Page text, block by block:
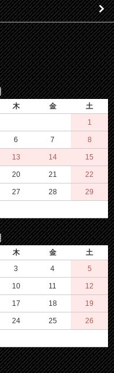
木 金
土
1
6 7 8
13 14 15
20 21 22
27 28 29
木 金
土
3 4 5
10 11 12
17 18 19
24 25 26